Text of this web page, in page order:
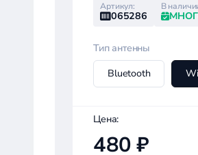
Артикул:
065286
В
Тип антенны
Bluetooth
Цена:
480 ₽